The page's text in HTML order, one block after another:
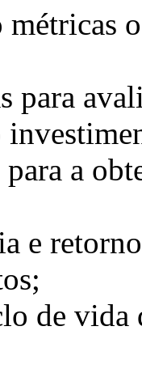
métricas
para
a
e
de vida